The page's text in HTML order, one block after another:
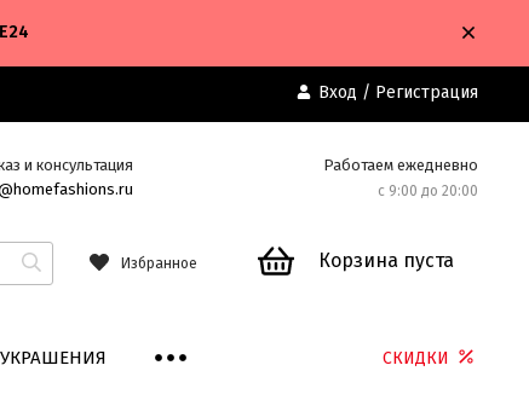
Вход / Регистрация
и консультация
Работаем ежедневно
с 9:00 до 20:00
Избранное Корзина пуста
УКРАШЕНИЯ СКИДКИ